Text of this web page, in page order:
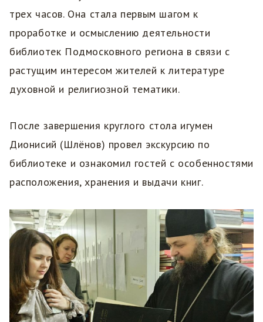
трех часов. Она стала первым шагом к
проработке и осмыслению деятельности
библиотек Подмосковного региона в связи с
растущим интересом жителей к литературе
духовной и религиозной тематики.
После завершения круглого стола игумен
Дионисий (Шлëнов) провел экскурсию по
библиотеке и ознакомил гостей с особенностями
расположения, хранения и выдачи книг.